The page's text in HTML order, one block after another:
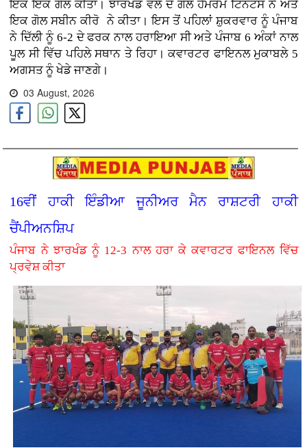
ਇਕ ਇਕ ਗੋਲ ਕੀਤਾ। ਝਾਰਖੰਡ ਵਲੋਂ ਦੋ ਗੋਲ ਹੈਮਰੋਮ ਟਿਨਟੱਸ ਨੇ ਅਤੇ
ਇਕ ਗੋਲ ਸਬੀਨ ਕੀਰੋ ਨੇ ਕੀਤਾ। ਇਸ ਤੋਂ ਪਹਿਲਾਂ ਸ਼ੁਕਰਵਾਰ ਨੂੰ ਪੰਜਾਬ
ਨੇ ਦਿੱਲੀ ਨੂੰ 6-2 ਦੇ ਫਰਕ ਨਾਲ ਹਰਾਇਆ ਸੀ ਅਤੇ ਪੰਜਾਬ 6 ਅੰਕਾਂ ਨਾਲ
ਪੂਲ ਸੀ ਵਿੱਚ ਪਹਿਲੇ ਸਥਾਨ ਤੇ ਰਿਹਾ। ਕਵਾਰਟਰ ਫਾਇਨਲ ਮੁਕਾਬਲੇ 5
ਅਗਸਤ ਨੂੰ ਖੇਡੇ ਜਾਣਗੇ।
03 August, 2026
16ਵੀਂ ਹਾਕੀ ਇੰਡੀਆ ਜੂਨੀਅਰ ਮੈਨ ਰਾਸ਼ਟਰੀ ਹਾਕੀ
ਚੈਂਪੀਅਨਸ਼ਿਪ
ਪੰਜਾਬ ਨੇ ਝਾਰਖੰਡ ਨੂੰ 12-3 ਨਾਲ ਹਰਾ ਕੇ ਕਵਾਰਟਰ ਫਾਇਨਲ ਵਿੱਚ
ਪ੍ਰਵੇਸ਼ ਕੀਤਾ